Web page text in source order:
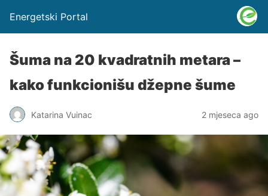
Energetski Portal
Šuma na 20 kvadratnih metara –
kako funkcionišu džepne šume
Katarina Vuinac 2 mjeseca ago